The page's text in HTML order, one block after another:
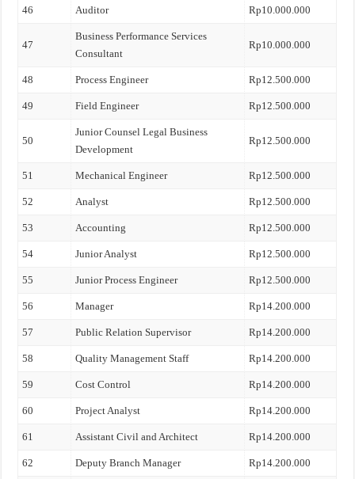
46 Auditor Rp10.000.000
47
Business Performance Services
Consultant
Rp10.000.000
48 Process Engineer Rp12.500.000
49 Field Engineer Rp12.500.000
50
Junior Counsel Legal Business
Development
Rp12.500.000
51 Mechanical Engineer Rp12.500.000
52 Analyst Rp12.500.000
53 Accounting Rp12.500.000
54 Junior Analyst Rp12.500.000
55 Junior Process Engineer Rp12.500.000
56 Manager Rp14.200.000
57 Public Relation Supervisor Rp14.200.000
58 Quality Management Staff Rp14.200.000
59 Cost Control Rp14.200.000
60 Project Analyst Rp14.200.000
61 Assistant Civil and Architect Rp14.200.000
62 Deputy Branch Manager Rp14.200.000